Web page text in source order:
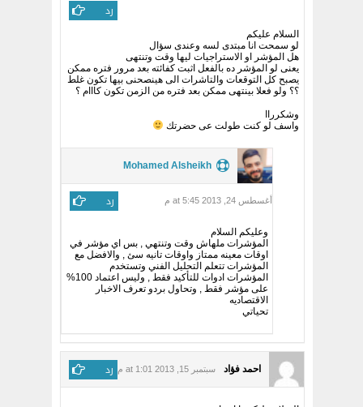
رد
السلام عليكم
لو سمحت انا مبتدى لسه وعندى سؤال
هل المؤشر او الاستراجيات ليها وقت وتنتهى
يعنى لو المؤشر ده بالفعل اثبت كفائته بعد مرور فتره ممكن
يصبح كل التوقعات والتاشرات الى هينصحنى بيها تكون غلط
؟؟ ولو فعلا بينتهى ممكن بعد فتره من الزمن تكون كااام ؟
وشكرراا
واسف لو كنت طولت عى حضرتك
Mohamed Alsheikh
أغسطس 24, 2013 at 5:45 م رد
وعليكم السلام
المؤشرات ملهاش وقت وتنتهي , بس اي مؤشر في
اوقات معينه ممتاز واوقات تانيه سئ , والافضل مع
المؤشرات تتعلم التحليل الفني وتستخدم
المؤشرات ادوات للتأكيد فقط , وليس اعتماد 100%
على مؤشر فقط , وتحاول بردو تعرف الاخبار
الاقتصاديه
تحياتي
احمد فؤاد سبتمبر 15, 2013 at 1:01 م رد